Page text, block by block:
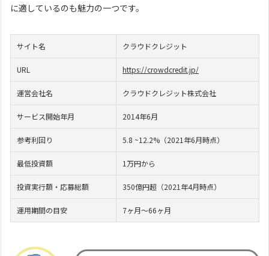
に適しているのも魅力の一つです。
サイト名 クラウドクレジット
URL https://crowdcredit.jp/
運営会社名 クラウドクレジット株式会社
サービス開始年月 2014年6月
参考利回り 5.8 ~12.2%（2021年6月時点）
最低投資額 1万円から
投資実行額・応募総額 350億円超（2021年4月時点）
運用期間の目安 7ヶ月～66ヶ月